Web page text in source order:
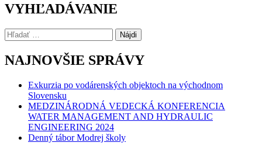
VYHĽADÁVANIE
Hľadať:
NAJNOVŠIE SPRÁVY
Exkurzia po vodárenských objektoch na východnom
Slovensku
MEDZINÁRODNÁ VEDECKÁ KONFERENCIA
WATER MANAGEMENT AND HYDRAULIC
ENGINEERING 2024
Denný tábor Modrej školy